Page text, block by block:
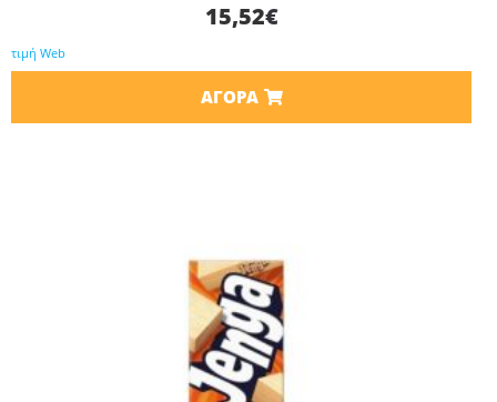
15,52€
τιμή Web
ΑΓΟΡΆ